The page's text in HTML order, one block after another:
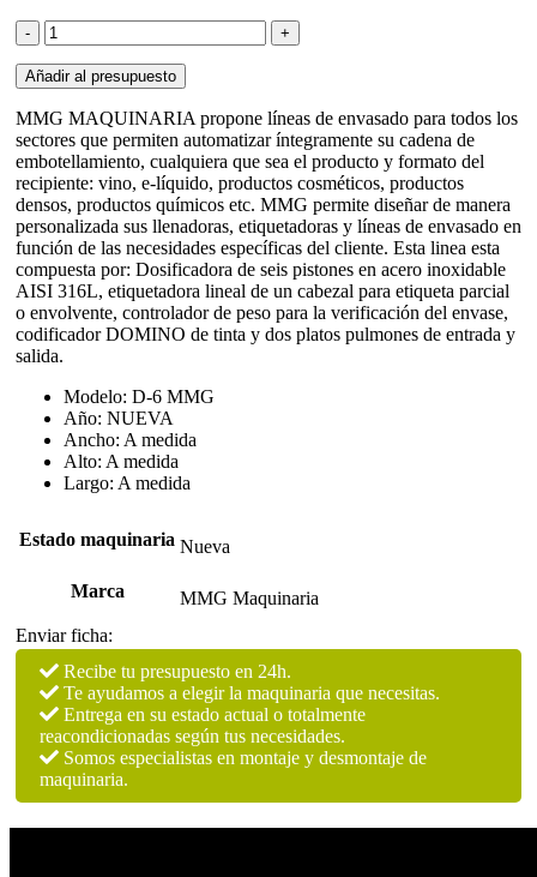
Linea
de
envasado
lineal
en
acero
inoxidable
AISI
316L
para
todo
tipo
de
liquidos
construida
a
cantidad
Añadir al presupuesto
MMG MAQUINARIA propone líneas de envasado para todos los
sectores que permiten automatizar íntegramente su cadena de
embotellamiento, cualquiera que sea el producto y formato del
recipiente: vino, e-líquido, productos cosméticos, productos
densos, productos químicos etc. MMG permite diseñar de manera
personalizada sus llenadoras, etiquetadoras y líneas de envasado en
función de las necesidades específicas del cliente. Esta linea esta
compuesta por: Dosificadora de seis pistones en acero inoxidable
AISI 316L, etiquetadora lineal de un cabezal para etiqueta parcial
o envolvente, controlador de peso para la verificación del envase,
codificador DOMINO de tinta y dos platos pulmones de entrada y
salida.
Modelo: D-6 MMG
Año: NUEVA
Ancho: A medida
Alto: A medida
Largo: A medida
Estado maquinaria Nueva
Marca
MMG Maquinaria
Enviar ficha:
Recibe tu presupuesto en 24h.
Te ayudamos a elegir la maquinaria que necesitas.
Entrega en su estado actual o totalmente
reacondicionadas según tus necesidades.
Somos especialistas en montaje y desmontaje de
maquinaria.